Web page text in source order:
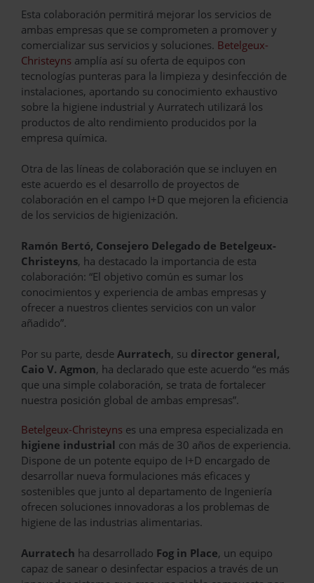
Esta colaboración permitirá mejorar los servicios de
ambas empresas que se comprometen a promover y
comercializar sus servicios y soluciones. Betelgeux-
Christeyns amplía así su oferta de equipos con
tecnologías punteras para la limpieza y desinfección de
instalaciones, aportando su conocimiento exhaustivo
sobre la higiene industrial y Aurratech utilizará los
productos de alto rendimiento producidos por la
empresa química.
Otra de las líneas de colaboración que se incluyen en
este acuerdo es el desarrollo de proyectos de
colaboración en el campo I+D que mejoren la eficiencia
de los servicios de higienización.
Ramón Bertó, Consejero Delegado de Betelgeux-
Christeyns, ha destacado la importancia de esta
colaboración: “El objetivo común es sumar los
conocimientos y experiencia de ambas empresas y
ofrecer a nuestros clientes servicios con un valor
añadido”.
Por su parte, desde Aurratech, su director general,
Caio V. Agmon, ha declarado que este acuerdo “es más
que una simple colaboración, se trata de fortalecer
nuestra posición global de ambas empresas”.
Betelgeux-Christeyns es una empresa especializada en
higiene industrial con más de 30 años de experiencia.
Dispone de un potente equipo de I+D encargado de
desarrollar nueva formulaciones más eficaces y
sostenibles que junto al departamento de Ingeniería
ofrecen soluciones innovadoras a los problemas de
higiene de las industrias alimentarias.
Aurratech ha desarrollado Fog in Place, un equipo
capaz de sanear o desinfectar espacios a través de un